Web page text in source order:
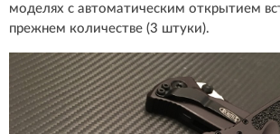
моделях с автоматическим открытием
прежнем количестве (3 штуки).